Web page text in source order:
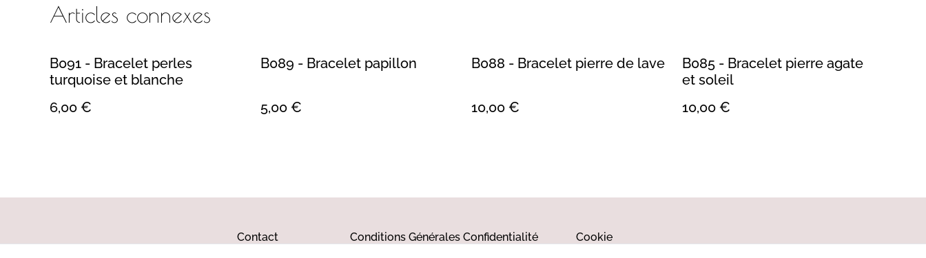
Articles connexes
B091 - Bracelet perles
turquoise et blanche
6,00 €
B089 - Bracelet papillon
5,00 €
B088 - Bracelet pierre de lave
10,00 €
B085 - Bracelet pierre agate
et soleil
10,00 €
Contact Conditions Générales Confidentialité Cookie